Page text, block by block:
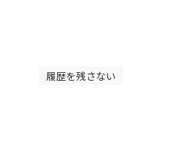
履歴を残さない